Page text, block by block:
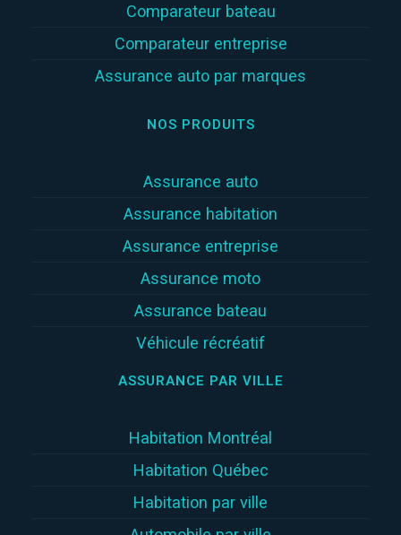
Comparateur bateau
Comparateur entreprise
Assurance auto par marques
NOS PRODUITS
Assurance auto
Assurance habitation
Assurance entreprise
Assurance moto
Assurance bateau
Véhicule récréatif
ASSURANCE PAR VILLE
Habitation Montréal
Habitation Québec
Habitation par ville